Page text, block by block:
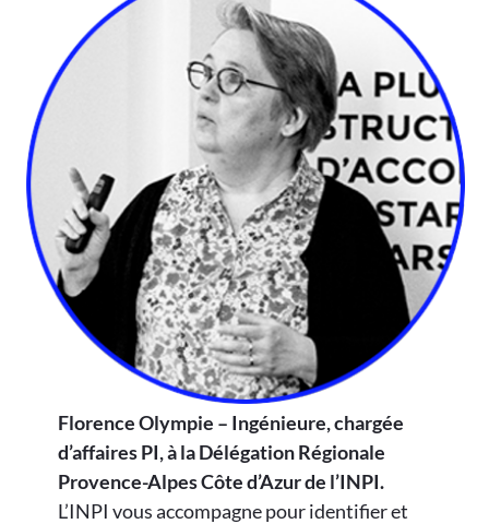
Florence Olympie – Ingénieure, chargée
d’affaires PI, à la Délégation Régionale
Provence-Alpes Côte d’Azur de l’INPI.
L’INPI vous accompagne pour identifier et